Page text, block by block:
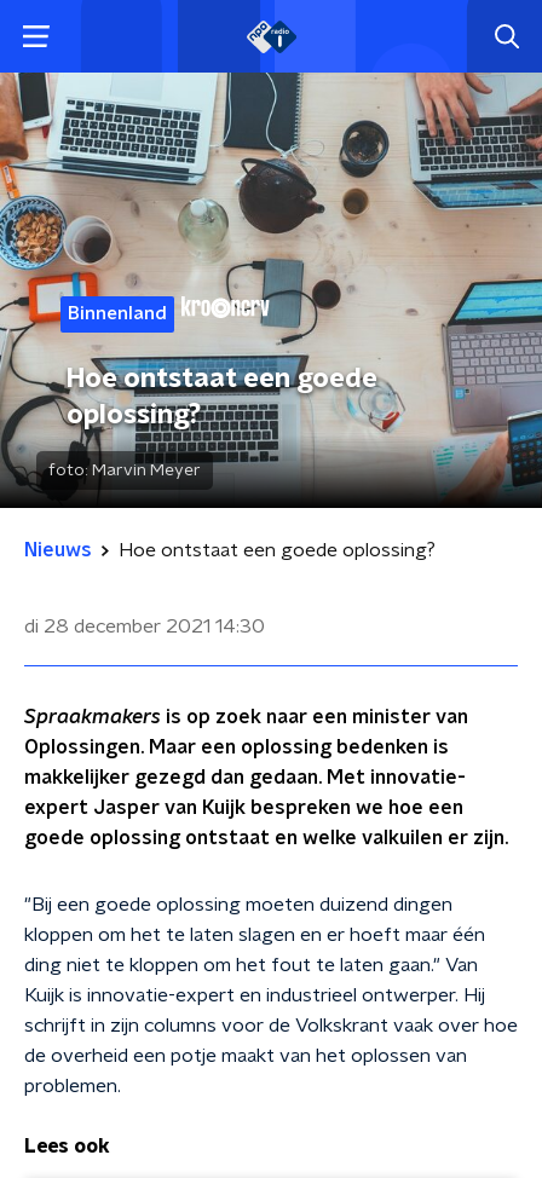
Binnenland
Hoe ontstaat een goede
oplossing?
foto: Marvin Meyer
Nieuws Hoe ontstaat een goede oplossing?
di 28 december 2021 14:30
Spraakmakers is op zoek naar een minister van
Oplossingen. Maar een oplossing bedenken is
makkelijker gezegd dan gedaan. Met innovatie-
expert Jasper van Kuijk bespreken we hoe een
goede oplossing ontstaat en welke valkuilen er zijn.
"Bij een goede oplossing moeten duizend dingen
kloppen om het te laten slagen en er hoeft maar één
ding niet te kloppen om het fout te laten gaan." Van
Kuijk is innovatie-expert en industrieel ontwerper. Hij
schrijft in zijn columns voor de Volkskrant vaak over hoe
de overheid een potje maakt van het oplossen van
problemen.
Lees ook